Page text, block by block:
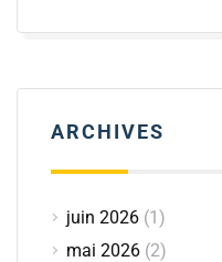
ARCHIVES
juin 2026 (1)
mai 2026 (2)